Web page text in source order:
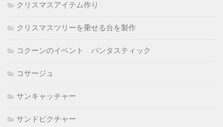
クリスマスアイテム作り
クリスマスツリーを乗せる台を製作
コクーンのイベント パンタスティック
コサージュ
サンキャッチャー
サンドピクチャー